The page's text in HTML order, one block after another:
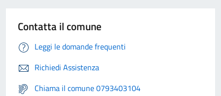
Contatta il comune
Leggi le domande frequenti
Richiedi Assistenza
Chiama il comune 0793403104